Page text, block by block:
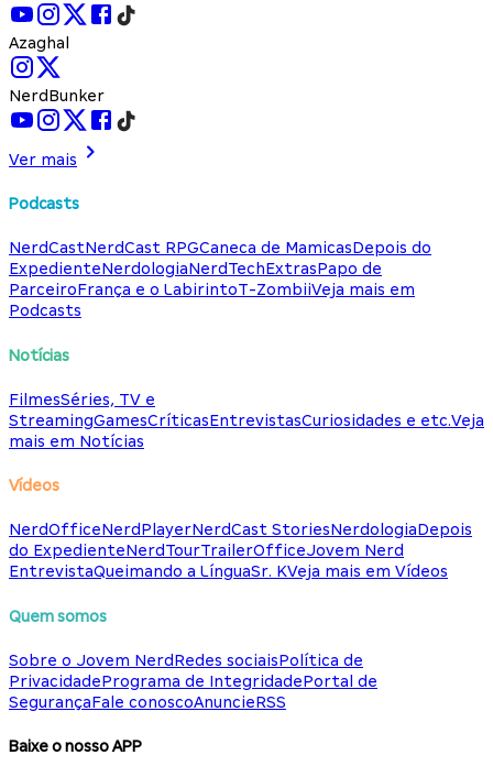
Azaghal
NerdBunker
Ver mais
Podcasts
NerdCastNerdCast RPGCaneca de MamicasDepois do
ExpedienteNerdologiaNerdTechExtrasPapo de
ParceiroFrança e o LabirintoT-ZombiiVeja mais em
Podcasts
Notícias
FilmesSéries, TV e
StreamingGamesCríticasEntrevistasCuriosidades e etc.Veja
mais em Notícias
Vídeos
NerdOfficeNerdPlayerNerdCast StoriesNerdologiaDepois
do ExpedienteNerdTourTrailerOfficeJovem Nerd
EntrevistaQueimando a LínguaSr. KVeja mais em Vídeos
Quem somos
Sobre o Jovem NerdRedes sociaisPolítica de
PrivacidadePrograma de IntegridadePortal de
SegurançaFale conoscoAnuncieRSS
Baixe o nosso APP